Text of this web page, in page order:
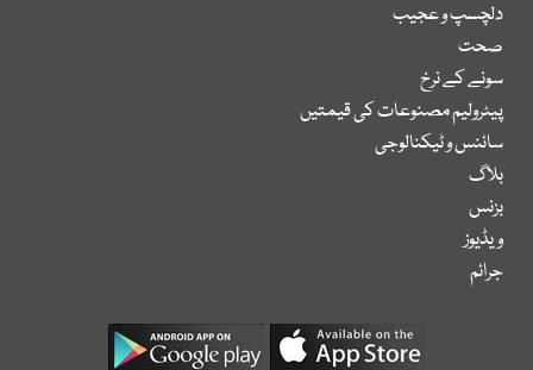
دلچسپ و عجیب
صحت
سونے کے نرخ
پیٹرولیم مصنوعات کی قیمتیں
سائنس و ٹیکنالوجی
بلاگ
بزنس
ویڈیوز
جرائم